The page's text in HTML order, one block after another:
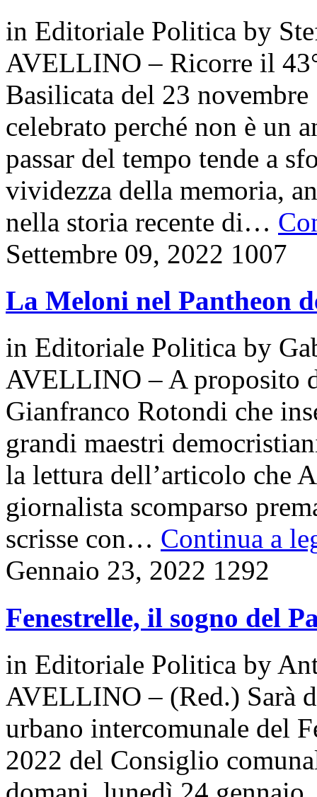
in Editoriale Politica by
AVELLINO – Ricorre il
Basilicata del 23
celebrato perché non è un
passar del tempo tende a
vividezza della memoria,
nella storia recente di…
Settembre 09, 2022 1007
La Meloni nel Pantheon
in Editoriale Politica by
AVELLINO – A proposito
Gianfranco Rotondi che
grandi maestri
la lettura dell’articolo che
giornalista scomparso
scrisse con… Continua a
Gennaio 23, 2022 1292
Fenestrelle, il sogno del
in Editoriale Politica by
AVELLINO – (Red.) Sarà
urbano intercomunale del
2022 del Consiglio